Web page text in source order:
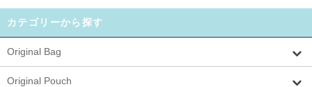
カテゴリーから探す
Original Bag
Original Pouch